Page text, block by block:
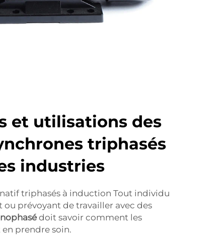
et utilisations des
triphasés
industries
triphasés à induction Tout individu
prévoyant de travailler avec des
doit savoir comment les
prendre soin.